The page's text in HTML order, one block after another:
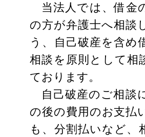
当法人では、借金
の方が弁護士へ相談
う、自己破産を含め
相談を原則として相
ております。
自己破産のご相談
の後の費用のお支払
も、分割払いなど、